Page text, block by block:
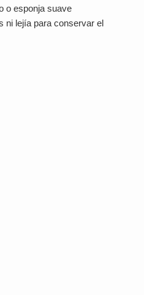
o esponja suave
ni lejía para conservar el